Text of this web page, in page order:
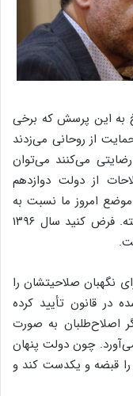
به این پرسش که برخی
سال ۹۶ هشتگ حمایت از روحانی می‌زدند
می‌کنند می‌توان
از دولت دوازدهم
امروز ما نسبت به
دولت آقای روحانی، بگذارید برگردم به گذشته. فرض کنید سال ۱۳۹۶
نگهبان صلاحیتشان را
در قانون تأیید کرده
اصلاح‌طلبان به صورت
چون دولت پنهان
را قبضه و یکدست کند و